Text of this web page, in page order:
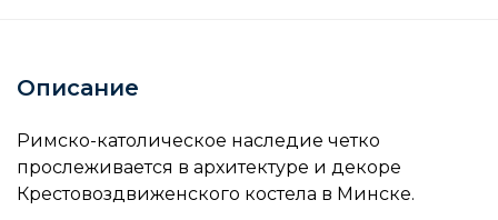
Описание
Римско-католическое наследие четко
прослеживается в архитектуре и декоре
Крестовоздвиженского костела в Минске.